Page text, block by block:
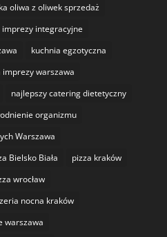
oliwa z oliwek sprzedaż
imprezy integracyjne
kuchnia egzotyczna
imprezy warszawa
najlepszy catering dietetyczny
organizmu
Warszawa
Bielsko Biała
pizza kraków
wrocław
nocna kraków
warszawa